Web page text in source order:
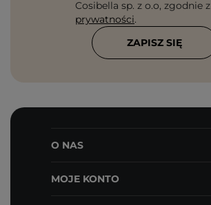
Cosibella sp. z o.o, zgodnie z
prywatności.
ZAPISZ SIĘ
O NAS
MOJE KONTO